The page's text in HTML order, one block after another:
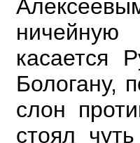
касается
Бологану,
слон
стоял